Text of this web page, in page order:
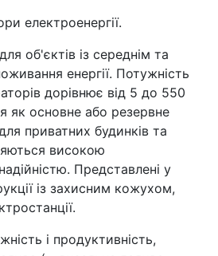
електроенергії.
об'єктів із середнім та
енергії. Потужність
дорівнює від 5 до 550
як основне або резервне
приватних будинків та
високою
Представлені у
із захисним кожухом,
і продуктивність,